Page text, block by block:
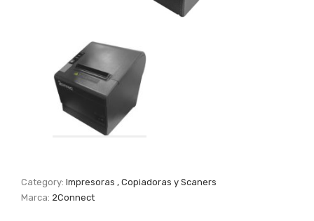
Category:Impresoras , Copiadoras y Scaners
Marca: 2Connect